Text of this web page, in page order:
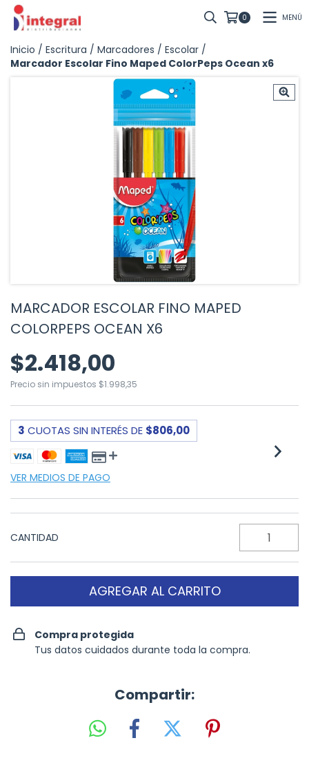
0 MENÚ
Inicio / Escritura / Marcadores / Escolar /
Marcador Escolar Fino Maped ColorPeps Ocean x6
MARCADOR ESCOLAR FINO MAPED
COLORPEPS OCEAN X6
$2.418,00
Precio sin impuestos $1.998,35
3 CUOTAS SIN INTERÉS DE $806,00
VER MEDIOS DE PAGO
CANTIDAD
Compra protegida
Tus datos cuidados durante toda la compra.
Compartir: